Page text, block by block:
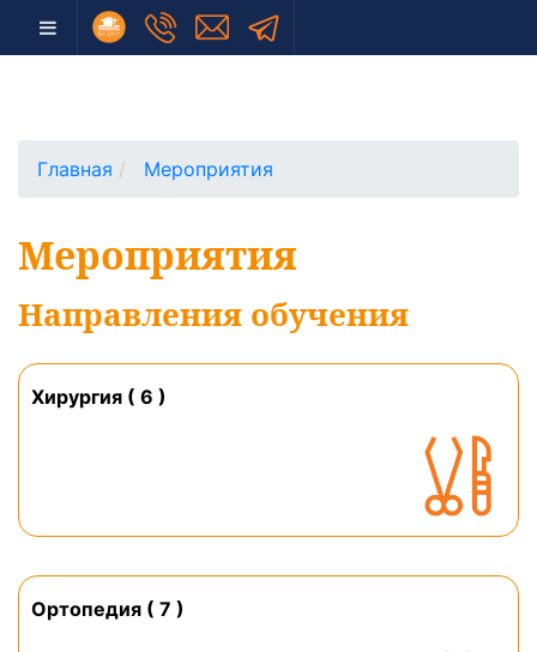
Главная Мероприятия
Мероприятия
Направления обучения
Хирургия ( 6 )
Ортопедия ( 7 )